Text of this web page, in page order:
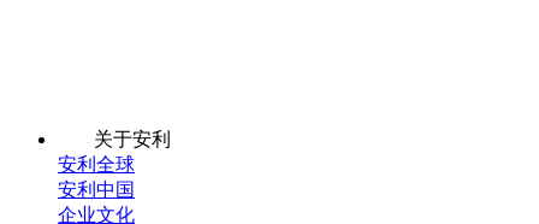
关于安利
安利全球
安利中国
企业文化